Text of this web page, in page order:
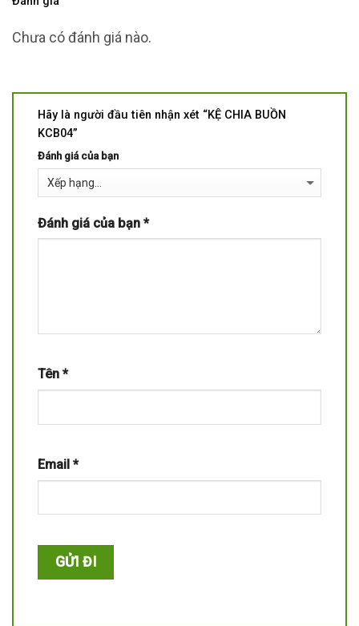
Chưa có đánh giá nào.
Hãy là người đầu tiên nhận xét “KỆ CHIA BUỒN
KCB04”
Đánh giá của bạn
Đánh giá của bạn *
Tên *
Email *